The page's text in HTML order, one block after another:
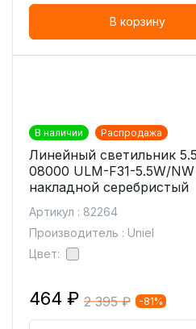
В корзину
В наличии Распродажа
Линейный светильник
08000 ULM-F31-5.5W/
накладной серебристый
Артикул : 82264
Производитель : Uniel
Цвет:
464 ₽ 2 395 ₽ -81%